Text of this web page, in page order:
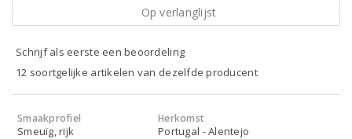
Op verlanglijst
Schrijf als eerste een beoordeling
12 soortgelijke artikelen van dezelfde producent
Smaakprofiel
Smeuïg, rijk
Herkomst
Portugal - Alentejo